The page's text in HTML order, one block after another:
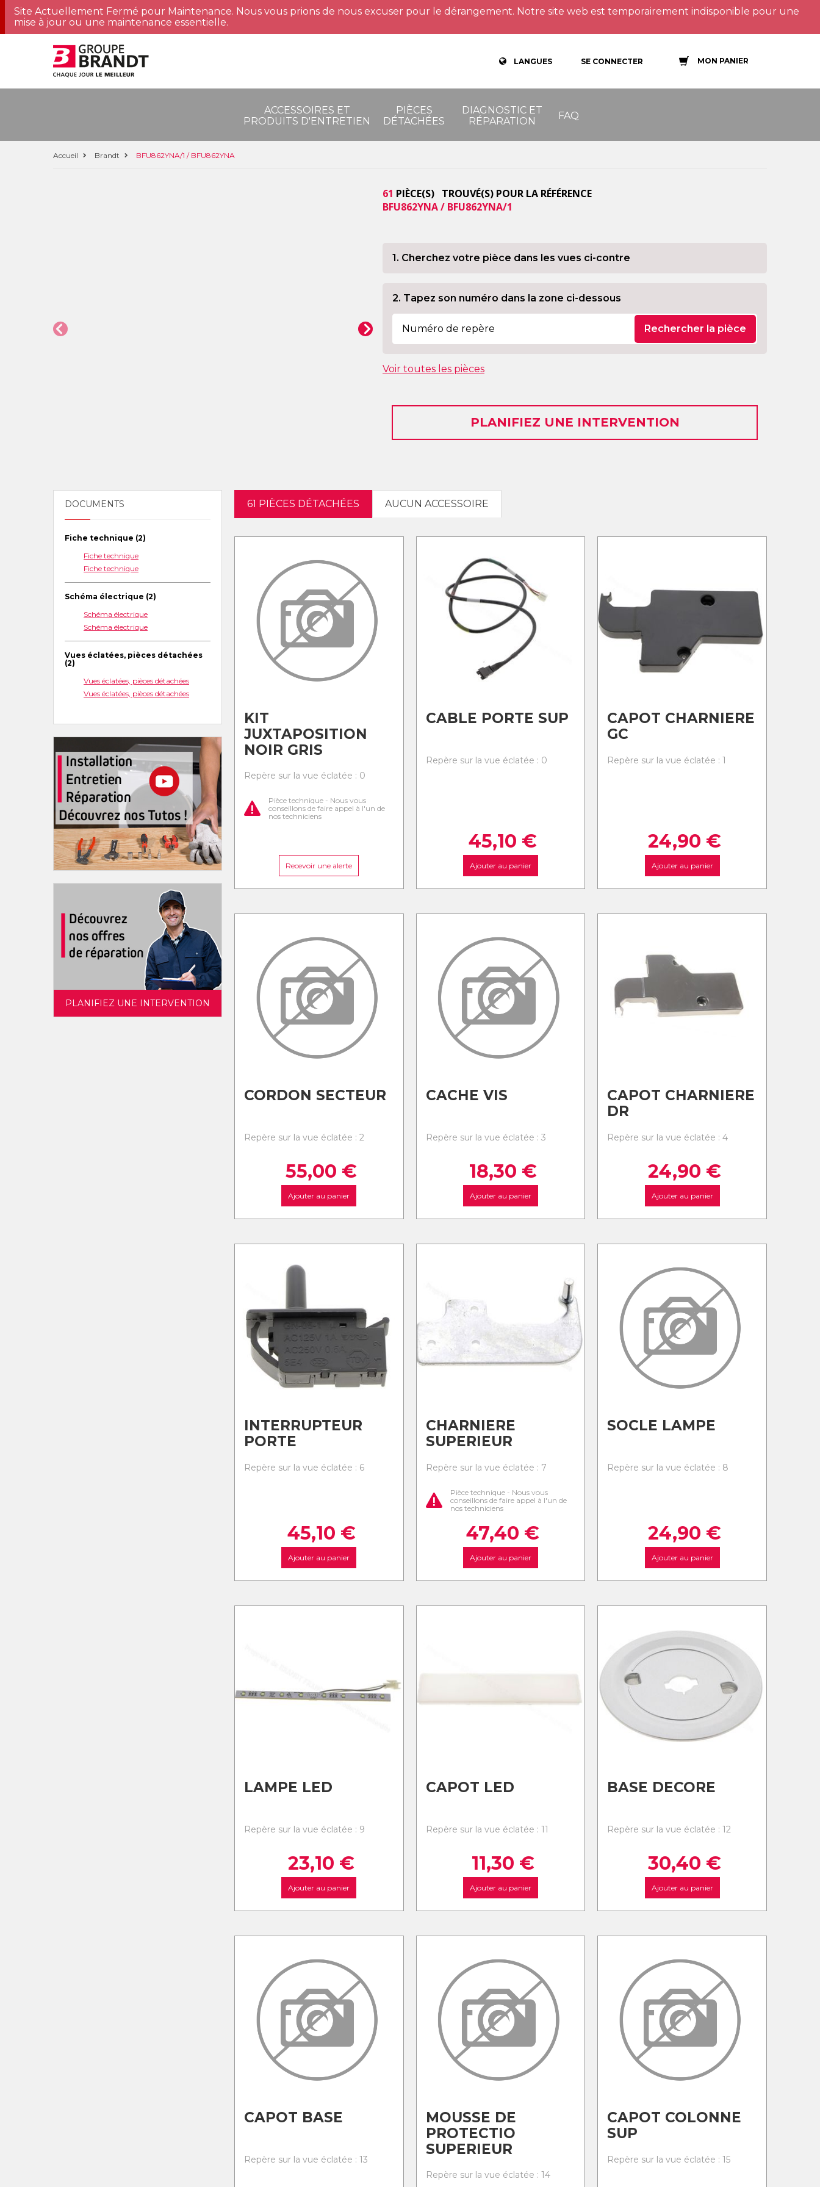
Site Actuellement Fermé pour Maintenance. Nous vous prions de nous excuser pour le dérangement. Notre site web est temporairement indisponible pour une
mise à jour ou une maintenance essentielle.
LANGUES SE CONNECTER MON PANIER
ACCESSOIRES ET
PRODUITS D'ENTRETIEN
PIÈCES
DÉTACHÉES
DIAGNOSTIC ET
RÉPARATION
FAQ
Accueil Brandt BFU862YNA/1 / BFU862YNA
61 PIÈCE(S) TROUVÉ(S) POUR LA RÉFÉRENCE
BFU862YNA / BFU862YNA/1
1. Cherchez votre pièce dans les vues ci-contre
2. Tapez son numéro dans la zone ci-dessous
Rechercher la pièce
Voir toutes les pièces
PLANIFIEZ UNE INTERVENTION
DOCUMENTS
Fiche technique (2)
Fiche technique
Fiche technique
Schéma électrique (2)
Schéma électrique
Schéma électrique
Vues éclatées, pièces détachées
(2)
Vues éclatées, pièces détachées
Vues éclatées, pièces détachées
PLANIFIEZ UNE INTERVENTION
61 PIÈCES DÉTACHÉES AUCUN ACCESSOIRE
KIT
JUXTAPOSITION
NOIR GRIS
Repère sur la vue éclatée : 0
Pièce technique - Nous vous
conseillons de faire appel à l'un de
nos techniciens
Recevoir une alerte
CABLE PORTE SUP
Repère sur la vue éclatée : 0
45,10 €
Ajouter au panier
CAPOT CHARNIERE
GC
Repère sur la vue éclatée : 1
24,90 €
Ajouter au panier
CORDON SECTEUR
Repère sur la vue éclatée : 2
55,00 €
Ajouter au panier
CACHE VIS
Repère sur la vue éclatée : 3
18,30 €
Ajouter au panier
CAPOT CHARNIERE
DR
Repère sur la vue éclatée : 4
24,90 €
Ajouter au panier
INTERRUPTEUR
PORTE
Repère sur la vue éclatée : 6
45,10 €
Ajouter au panier
CHARNIERE
SUPERIEUR
Repère sur la vue éclatée : 7
Pièce technique - Nous vous
conseillons de faire appel à l'un de
nos techniciens
47,40 €
Ajouter au panier
SOCLE LAMPE
Repère sur la vue éclatée : 8
24,90 €
Ajouter au panier
LAMPE LED
Repère sur la vue éclatée : 9
23,10 €
Ajouter au panier
CAPOT LED
Repère sur la vue éclatée : 11
11,30 €
Ajouter au panier
BASE DECORE
Repère sur la vue éclatée : 12
30,40 €
Ajouter au panier
CAPOT BASE
Repère sur la vue éclatée : 13
MOUSSE DE
PROTECTIO
SUPERIEUR
Repère sur la vue éclatée : 14
CAPOT COLONNE
SUP
Repère sur la vue éclatée : 15